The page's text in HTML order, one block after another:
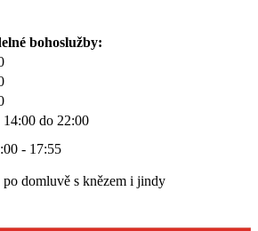
bohoslužby:
14:00 do 22:00
- 17:55
po domluvě s knězem i jindy